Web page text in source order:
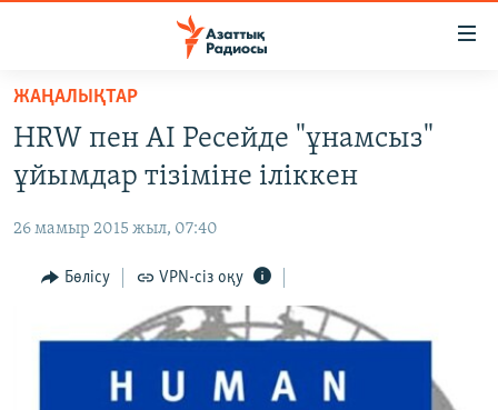
Skip
main
content
Skip
to
Navigation
AZATTYQTV
ҚАҢТАР ОҚИҒАСЫ
АДАМ ҚҰҚЫҚТАРЫ
АРНАЙЫ ЖОБАЛАР
ЖАҢАЛЫҚТАР
HRW пен AI Ресейде "ұнамсыз"
ұйымдар тізіміне іліккен
26 мамыр 2015 жыл, 07:40
Бөлісу VPN-сіз оқу